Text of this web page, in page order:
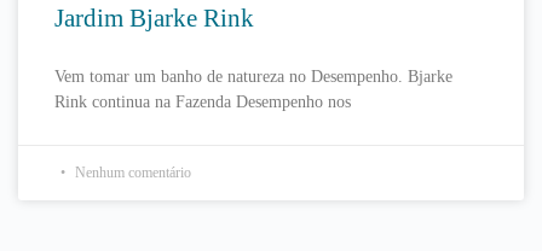
Jardim Bjarke Rink
Vem tomar um banho de natureza no Desempenho. Bjarke
Rink continua na Fazenda Desempenho nos
Nenhum comentário